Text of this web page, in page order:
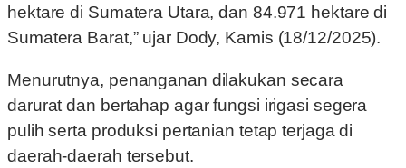
hektare di Sumatera Utara, dan 84.971 hektare di
Sumatera Barat,” ujar Dody, Kamis (18/12/2025).
Menurutnya, penanganan dilakukan secara
darurat dan bertahap agar fungsi irigasi segera
pulih serta produksi pertanian tetap terjaga di
daerah-daerah tersebut.